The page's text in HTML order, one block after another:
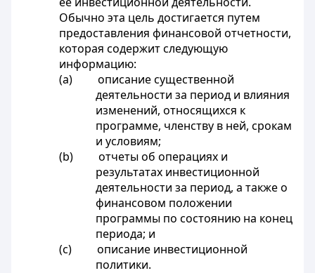
Обычно эта цель достигается путем
предоставления финансовой отчетности,
которая содержит следующую
информацию:
(a) описание существенной
деятельности за период и влияния
изменений, относящихся к
программе, членству в ней, срокам
и условиям;
(b) отчеты об операциях и
результатах инвестиционной
деятельности за период, а также о
финансовом положении
программы по состоянию на конец
периода; и
(c) описание инвестиционной
политики.